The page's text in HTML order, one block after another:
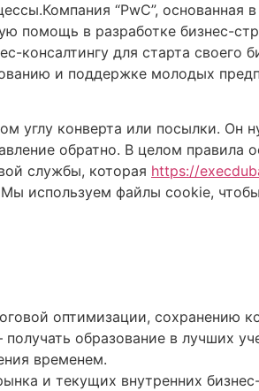
“PwC”, основанная
помощь в разработке бизнес-
для старта своего
и поддержке молодых
углу конверта или посылки. Он
обратно. В целом правила
службы, которая https://
используем файлы cookie,
оптимизации, сохранению
образование в лучших
временем.
и текущих внутренних